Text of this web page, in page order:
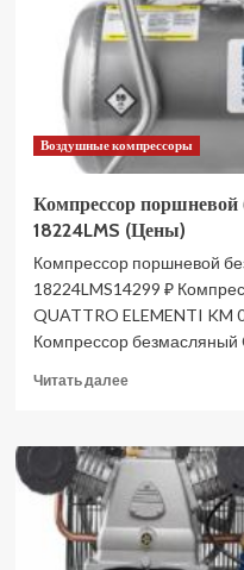
614319547
(Цены)
Воздушные компрессоры
Компрессор поршневой
18224LMS (Цены)
Компрессор поршневой
18224LMS14299 ₽
QUATTRO ELEMENTI KM
Компрессор безмасляный
Читать далееПрочитать
Компрессор
поршневой
безмасляный
HYUNDAI
HYC
18224LMS